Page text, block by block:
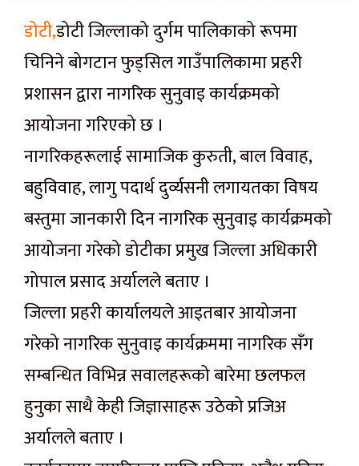
डोटी,डोटी जिल्लाको दुर्गम पालिकाको रूपमा
चिनिने बोगटान फुड्सिल गाउँपालिकामा प्रहरी
प्रशासन द्वारा नागरिक सुनुवाइ कार्यक्रमको
आयोजना गरिएको छ ।
नागरिकहरूलाई सामाजिक कुरुती, बाल विवाह,
बहुविवाह, लागु पदार्थ दुर्व्यसनी लगायतका विषय
बस्तुमा जानकारी दिन नागरिक सुनुवाइ कार्यक्रमको
आयोजना गरेको डोटीका प्रमुख जिल्ला अधिकारी
गोपाल प्रसाद अर्यालले बताए ।
जिल्ला प्रहरी कार्यालयले आइतबार आयोजना
गरेको नागरिक सुनुवाइ कार्यक्रममा नागरिक सँग
सम्बन्धित विभिन्न सवालहरूको बारेमा छलफल
हुनुका साथै केही जिज्ञासाहरू उठेको प्रजिअ
अर्यालले बताए ।